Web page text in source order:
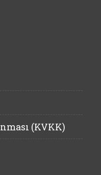
(KVKK)